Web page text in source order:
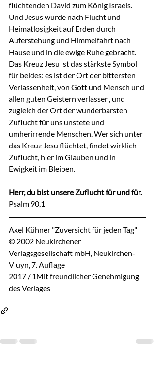
flüchtenden David zum König Israels.
Und Jesus wurde nach Flucht und
Heimatlosigkeit auf Erden durch
Auferstehung und Himmelfahrt nach
Hause und in die ewige Ruhe gebracht.
Das Kreuz Jesu ist das stärkste Symbol
für beides: es ist der Ort der bittersten
Verlassenheit, von Gott und Mensch und
allen guten Geistern verlassen, und
zugleich der Ort der wunderbarsten
Zuflucht für uns unstete und
umherirrende Menschen. Wer sich unter
das Kreuz Jesu flüchtet, findet wirklich
Zuflucht, hier im Glauben und in
Ewigkeit im Bleiben.
Herr, du bist unsere Zuflucht für und für.
Psalm 90,1
Axel Kühner "Zuversicht für jeden Tag"
© 2002 Neukirchener
Verlagsgesellschaft mbH, Neukirchen-
Vluyn, 7. Auflage
2017 / 1Mit freundlicher Genehmigung
des Verlages